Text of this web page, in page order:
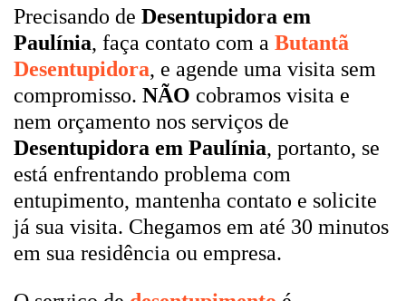
Precisando de Desentupidora em
Paulínia, faça contato com a Butantã
Desentupidora, e agende uma visita sem
compromisso. NÃO cobramos visita e
nem orçamento nos serviços de
Desentupidora em Paulínia, portanto, se
está enfrentando problema com
entupimento, mantenha contato e solicite
já sua visita. Chegamos em até 30 minutos
em sua residência ou empresa.